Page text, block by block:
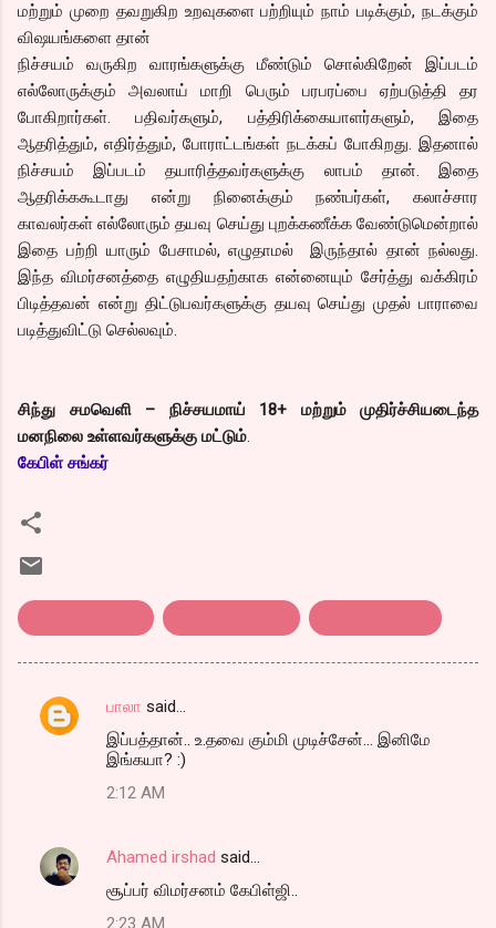
மற்றும் முறை தவறுகிற உறவுகளை பற்றியும் நாம் படிக்கும், நடக்கும்
விஷயங்களை தான்
நிச்சயம் வருகிற வாரங்களுக்கு மீண்டும் சொல்கிறேன் இப்படம்
எல்லோருக்கும் அவலாய் மாறி பெரும் பரபரப்பை ஏற்படுத்தி தர
போகிறார்கள். பதிவர்களும், பத்திரிக்கையாளர்களும், இதை
ஆதரித்தும், எதிர்த்தும், போராட்டங்கள் நடக்கப் போகிறது. இதனால்
நிச்சயம் இப்படம் தயாரித்தவர்களுக்கு லாபம் தான். இதை
ஆதரிக்ககூடாது என்று நினைக்கும் நண்பர்கள், கலாச்சார
காவலர்கள் எல்லோரும் தயவு செய்து புறக்கணீக்க வேண்டுமென்றால்
இதை பற்றி யாரும் பேசாமல், எழுதாமல் இருந்தால் தான் நல்லது.
இந்த விமர்சனத்தை எழுதியதற்காக என்னையும் சேர்த்து வக்கிரம்
பிடித்தவன் என்று திட்டுபவர்களுக்கு தயவு செய்து முதல் பாராவை
படித்துவிட்டு செல்லவும்.
சிந்து சமவெளி – நிச்சயமாய் 18+ மற்றும் முதிர்ச்சியடைந்த
மனநிலை உள்ளவர்களுக்கு மட்டும்.
கேபிள் சங்கர்
C
n
பாலா said…
இப்பத்தான்.. உ.தவை கும்மி முடிச்சேன்... இனிமே
இங்கயா? :)
2:12 AM
Ahamed irshad said…
சூப்பர் விமர்சனம் கேபிள்ஜி..
2:23 AM